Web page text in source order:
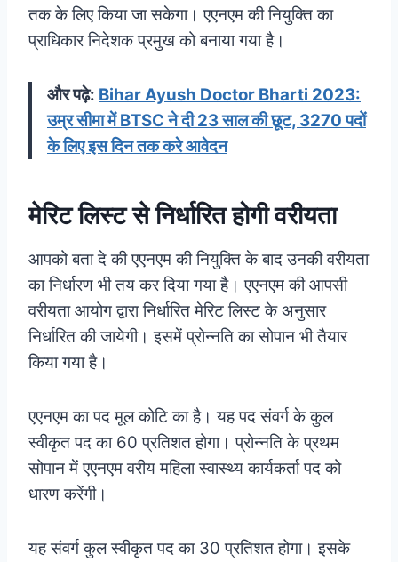
तक के लिए किया जा सकेगा। एएनएम की नियुक्ति का
प्राधिकार निदेशक प्रमुख को बनाया गया है।
और पढ़े: Bihar Ayush Doctor Bharti 2023:
उम्र सीमा में BTSC ने दी 23 साल की छूट, 3270 पदों
के लिए इस दिन तक करे आवेदन
मेरिट लिस्ट से निर्धारित होगी वरीयता
आपको बता दे की एएनएम की नियुक्ति के बाद उनकी वरीयता
का निर्धारण भी तय कर दिया गया है। एएनएम की आपसी
वरीयता आयोग द्वारा निर्धारित मेरिट लिस्ट के अनुसार
निर्धारित की जायेगी। इसमें प्रोन्नति का सोपान भी तैयार
किया गया है।
एएनएम का पद मूल कोटि का है। यह पद संवर्ग के कुल
स्वीकृत पद का 60 प्रतिशत होगा। प्रोन्नति के प्रथम
सोपान में एएनएम वरीय महिला स्वास्थ्य कार्यकर्ता पद को
धारण करेंगी।
यह संवर्ग कुल स्वीकृत पद का 30 प्रतिशत होगा। इसके